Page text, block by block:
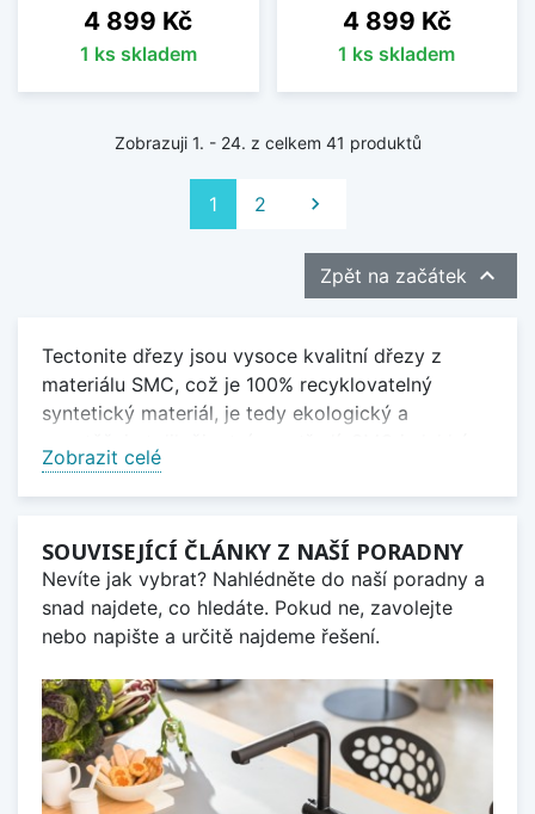
Cena
4 899 Kč
1 ks skladem
Cena
4 899 Kč
1 ks skladem
Zobrazuji 1. - 24. z celkem 41 produktů
1 2 Další

Zpět na začátek 
Zobrazit celé
Tectonite dřezy jsou vysoce kvalitní dřezy z
materiálu SMC, což je 100% recyklovatelný
syntetický materiál, je tedy ekologický a
odolný a pevný - to jsou jeho hlavní přednosti.
Tento materiál byl doposud využíván zejména v
podléhajícím vysoké zátěži, tudíž jsou
Tectonitové dřezy odolné proti nárazu,
poškrábání, usazování nečistot, teplotám až
300°C a chemickému poškození. Tectonitové
provedeních a mnoha tvarech. Nabízíme vám
jednodřezy i dvojdřezy, dřezy s vaničkou či
odkapem. V naší nabídce naleznete rovněž dřezy
v provedení pro spodní montáž.
SOUVISEJÍCÍ ČLÁNKY Z NAŠÍ PORADNY
Nevíte jak vybrat? Nahlédněte do naší poradny a
snad najdete, co hledáte. Pokud ne, zavolejte
nebo napište a určitě najdeme řešení.